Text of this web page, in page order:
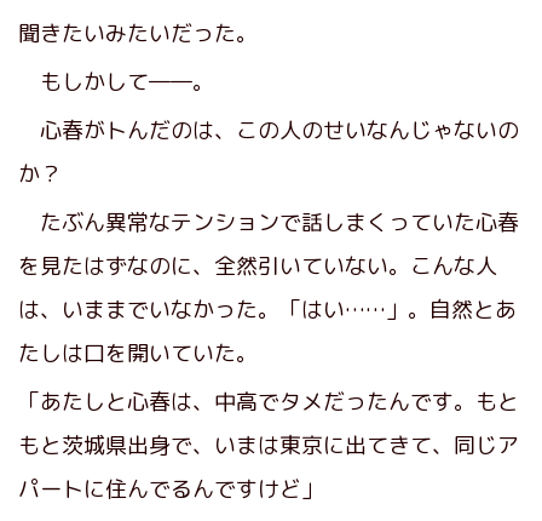
聞きたいみたいだった。
もしかして――。
心春がトんだのは、この人のせいなんじゃないの
か？
たぶん異常なテンションで話しまくっていた心春
を見たはずなのに、全然引いていない。こんな人
は、いままでいなかった。「はい……」。自然とあ
たしは口を開いていた。
「あたしと心春は、中高でタメだったんです。もと
もと茨城県出身で、いまは東京に出てきて、同じア
パートに住んでるんですけど」